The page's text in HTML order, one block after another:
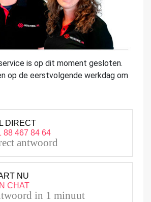
is op dit moment gesloten.
op de eerstvolgende werkdag om
DIRECT
88 467 84 64
antwoord
NU
CHAT
in 1 minuut